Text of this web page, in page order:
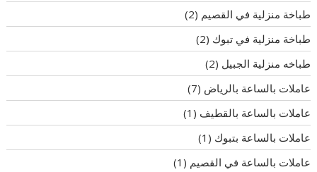
طباخة منزلية في القصيم (2)
طباخة منزلية في تبوك (2)
طباخه منزلية الجبيل (2)
عاملات بالساعة بالرياض (7)
عاملات بالساعة بالقطيف (1)
عاملات بالساعة بتبوك (1)
عاملات بالساعة في القصيم (1)